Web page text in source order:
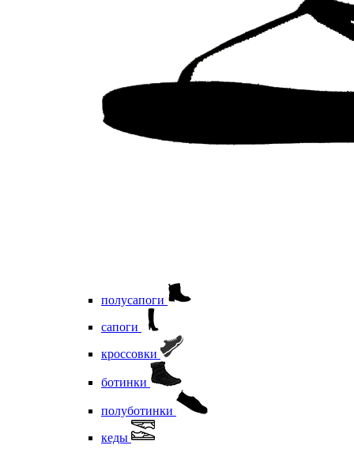
полусапоги
сапоги
кроссовки
ботинки
полуботинки
кеды